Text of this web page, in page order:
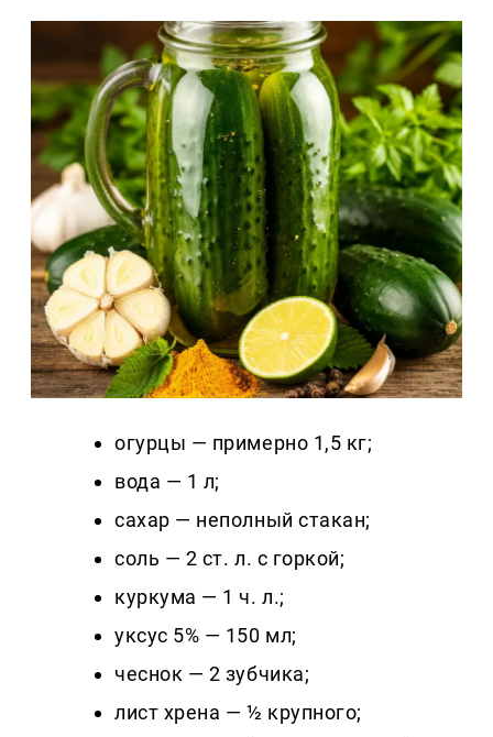
огурцы — примерно 1,5 кг;
вода — 1 л;
сахар — неполный стакан;
соль — 2 ст. л. с горкой;
куркума — 1 ч. л.;
уксус 5% — 150 мл;
чеснок — 2 зубчика;
лист хрена — ½ крупного;